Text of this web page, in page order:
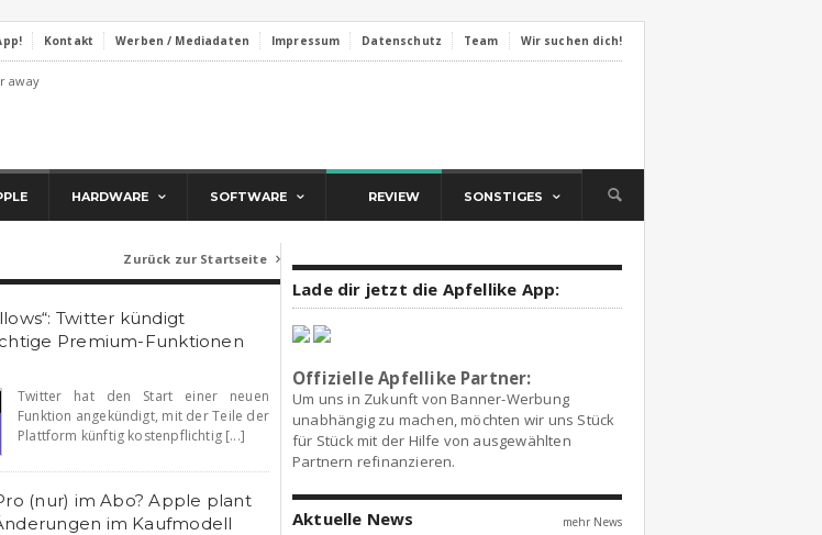
Kontakt Werben / Mediadaten Impressum Datenschutz Team Wir suchen dich!
away
HARDWARE SOFTWARE REVIEW SONSTIGES
Zurück zur Startseite 
Twitter kündigt
Premium-Funktionen
Twitter hat den Start einer neuen
Funktion angekündigt, mit der Teile der
Plattform künftig kostenpflichtig [...]
(nur) im Abo? Apple plant
im Kaufmodell
Lade dir jetzt die Apfellike App:
Offizielle Apfellike Partner:
Um uns in Zukunft von Banner-Werbung
unabhängig zu machen, möchten wir uns Stück
für Stück mit der Hilfe von ausgewählten
Partnern refinanzieren.
Aktuelle News mehr News